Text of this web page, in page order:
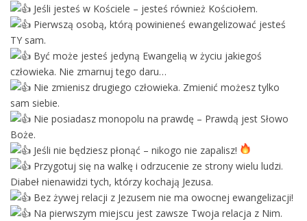
Jeśli jesteś w Kościele – jesteś również Kościołem.
Pierwszą osobą, którą powinieneś ewangelizować jesteś
TY sam.
Być może jesteś jedyną Ewangelią w życiu jakiegoś
człowieka. Nie zmarnuj tego daru…
Nie zmienisz drugiego człowieka. Zmienić możesz tylko
sam siebie.
Nie posiadasz monopolu na prawdę – Prawdą jest Słowo
Boże.
Jeśli nie będziesz płonąć – nikogo nie zapalisz!
Przygotuj się na walkę i odrzucenie ze strony wielu ludzi.
Diabeł nienawidzi tych, którzy kochają Jezusa.
Bez żywej relacji z Jezusem nie ma owocnej ewangelizacji!
Na pierwszym miejscu jest zawsze Twoja relacja z Nim.